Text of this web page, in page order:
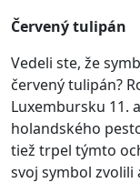
Červený tulipán
Vedeli ste, že
červený tulipán?
Luxembursku 11.
holandského
tiež trpel týmto
svoj symbol zvolili